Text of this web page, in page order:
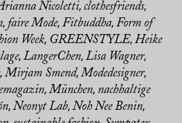
Nicoletti, clothesfriends,
, faire Mode, Fitbuddha, Form of
Week, GREENSTYLE, Heike
, LangerChen, Lisa Wagner,
, Mirjam Smend, Modedesigner,
, München, nachhaltige
,Neonyt Lab,Noh Nee Benin,